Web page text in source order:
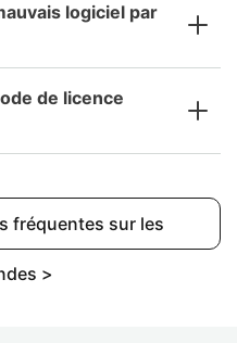
logiciel par
de licence
fréquentes sur les
>